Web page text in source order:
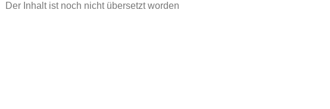
Der Inhalt ist noch nicht übersetzt worden